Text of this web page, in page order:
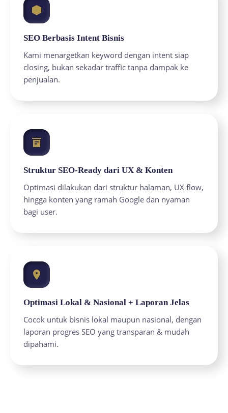
SEO Berbasis Intent Bisnis
Kami menargetkan keyword dengan intent siap
closing, bukan sekadar traffic tanpa dampak ke
penjualan.
Struktur SEO-Ready dari UX & Konten
Optimasi dilakukan dari struktur halaman, UX flow,
hingga konten yang ramah Google dan nyaman
bagi user.
Optimasi Lokal & Nasional + Laporan Jelas
Cocok untuk bisnis lokal maupun nasional, dengan
laporan progres SEO yang transparan & mudah
dipahami.